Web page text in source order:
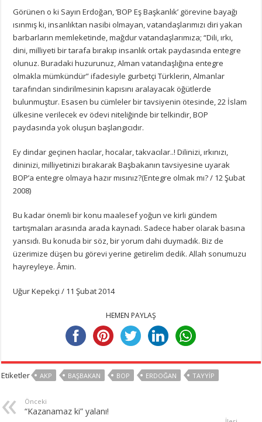
Görünen o ki Sayın Erdoğan, ‘BOP Eş Başkanlık’ görevine bayağı
ısınmış ki, insanlıktan nasibi olmayan, vatandaşlarımızı diri yakan
barbarların memleketinde, mağdur vatandaşlarımıza; “Dili, ırkı,
dini, milliyeti bir tarafa bırakıp insanlık ortak paydasında entegre
olunuz. Buradaki huzurunuz, Alman vatandaşlığına entegre
olmakla mümkündür” ifadesiyle gurbetçi Türklerin, Almanlar
tarafından sindirilmesinin kapısını aralayacak öğütlerde
bulunmuştur. Esasen bu cümleler bir tavsiyenin ötesinde, 22 İslam
ülkesine verilecek ev ödevi niteliğinde bir telkindir, BOP
paydasında yok oluşun başlangıcıdır.
Ey dindar geçinen hacılar, hocalar, takvacılar..! Dilinizi, ırkınızı,
dininizi, milliyetinizi bırakarak Başbakanın tavsiyesine uyarak
BOP’a entegre olmaya hazır mısınız?(Entegre olmak mı? / 12 Şubat
2008)
Bu kadar önemli bir konu maalesef yoğun ve kirli gündem
tartışmaları arasında arada kaynadı. Sadece haber olarak basına
yansıdı. Bu konuda bir söz, bir yorum dahi duymadık. Biz de
üzerimize düşen bu görevi yerine getirelim dedik. Allah sonumuzu
hayreyleye. Âmin.
Uğur Kepekçi / 11 Şubat 2014
HEMEN PAYLAŞ
Etiketler AKP BAŞBAKAN BOP ERDOĞAN TAYYIP
Önceki
“Kazanamaz ki” yalanı!